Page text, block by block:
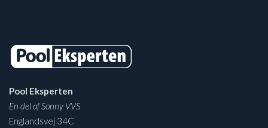
Pool Eksperten
En del af Sonny VVS
Englandsvej 34C